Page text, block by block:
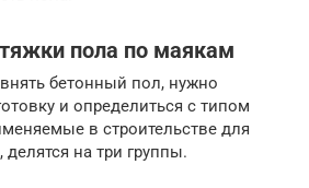
пола по маякам
бетонный пол, нужно
и определиться с типом
в строительстве для
на три группы.